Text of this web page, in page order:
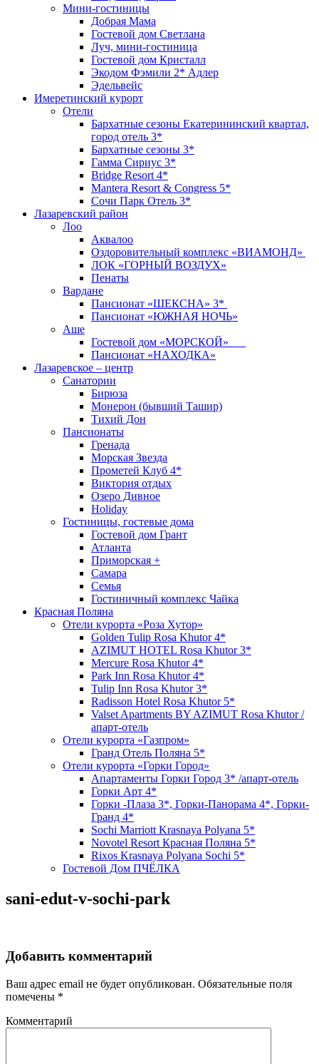
Мини-гостиницы
Добрая Мама
Гостевой дом Светлана
Луч, мини-гостиница
Гостевой дом Кристалл
Экодом Фэмили 2* Адлер
Эдельвейс
Имеретинский курорт
Отели
Бархатные сезоны Екатерининский квартал,
город отель 3*
Бархатные сезоны 3*
Гамма Сириус 3*
Bridge Resort 4*
Mantera Resort & Congress 5*
Сочи Парк Отель 3*
Лазаревский район
Лоо
Аквалоо
Оздоровительный комплекс «ВИАМОНД»
ЛОК «ГОРНЫЙ ВОЗДУХ»
Пенаты
Вардане
Пансионат «ШЕКСНА» 3*
Пансионат «ЮЖНАЯ НОЧЬ»
Аше
Гостевой дом «МОРСКОЙ»
Пансионат «НАХОДКА»
Лазаревское – центр
Санатории
Бирюза
Монерон (бывший Ташир)
Тихий Дон
Пансионаты
Гренада
Морская Звезда
Прометей Клуб 4*
Виктория отдых
Озеро Дивное
Holiday
Гостиницы, гостевые дома
Гостевой дом Грант
Атланта
Приморская +
Самара
Семья
Гостиничный комплекс Чайка
Красная Поляна
Отели курорта «Роза Хутор»
Golden Tulip Rosa Khutor 4*
AZIMUT HOTEL Rosa Khutor 3*
Mercure Rosa Khutor 4*
Park Inn Rosa Khutor 4*
Tulip Inn Rosa Khutor 3*
Radisson Hotel Rosa Khutor 5*
Valset Apartments BY AZIMUT Rosa Khutor /
апарт-отель
Отели курорта «Газпром»
Гранд Отель Поляна 5*
Отели курорта «Горки Город»
Апартаменты Горки Город 3* /апарт-отель
Горки Арт 4*
Горки -Плаза 3*, Горки-Панорама 4*, Горки-
Гранд 4*
Sochi Marriott Krasnaya Polyana 5*
Novotel Resort Красная Поляна 5*
Rixos Krasnaya Polyana Sochi 5*
Гостевой Дом ПЧЁЛКА
sani-edut-v-sochi-park
Добавить комментарий
Ваш адрес email не будет опубликован. Обязательные поля
помечены *
Комментарий